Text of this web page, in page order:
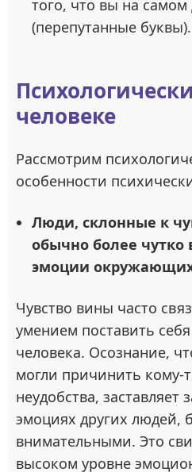
того, что вы на самом
(перепутанные буквы).
человеке
Рассмотрим
особенности
Люди, склонные к
обычно более
эмоции
Чувство вины часто
умением поставить
человека. Осознание,
могли причинить кому-
неудобства, заставляет
эмоциях других людей,
внимательными. Это
высоком уровне